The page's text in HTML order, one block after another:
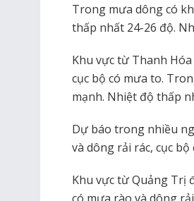
Trong mưa dông có
thấp nhất 24-26 độ.
Khu vực từ Thanh
cục bộ có mưa to.
mạnh. Nhiệt độ thấp
Dự báo trong nhiều
và dông rải rác, cục
Khu vực từ Quảng Trị